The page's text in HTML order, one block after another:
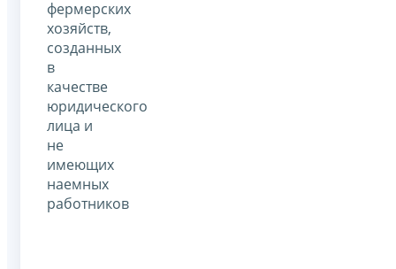
фермерских
хозяйств,
созданных
в
качестве
юридического
лица и
не
имеющих
наемных
работников